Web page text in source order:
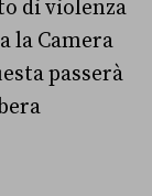
di violenza
la Camera
passerà